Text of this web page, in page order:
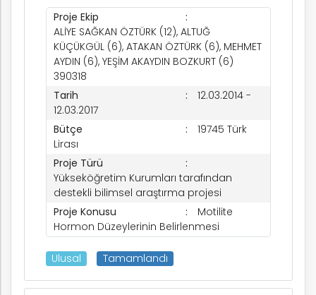
Proje Ekip
ALİYE SAĞKAN ÖZTÜRK (12), ALTUĞ
KÜÇÜKGÜL (6), ATAKAN ÖZTÜRK (6), MEHMET
AYDIN (6), YEŞİM AKAYDIN BOZKURT (6)
390318
Tarih
12.03.2014 -
12.03.2017
Bütçe
19745 Türk
Lirası
Proje Türü
Yükseköğretim Kurumları tarafından
destekli bilimsel araştırma projesi
Proje Konusu
Motilite
Hormon Düzeylerinin Belirlenmesi
Ulusal Tamamlandı